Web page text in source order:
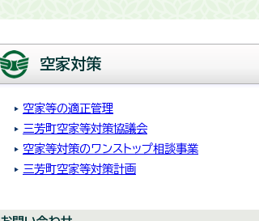
空家対策
空家等の適正管理
三芳町空家等対策協議会
空家等対策のワンストップ相談事業
三芳町空家等対策計画